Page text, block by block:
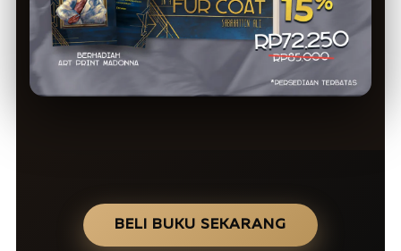
BELI BUKU SEKARANG